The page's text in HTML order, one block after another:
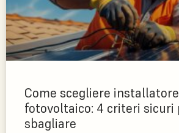
Come scegliere installatore
fotovoltaico: 4 criteri sicuri
sbagliare